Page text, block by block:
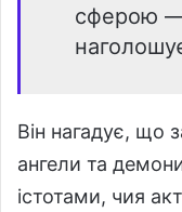
сферою
Він нагадує, що
ангели та
істотами, чия